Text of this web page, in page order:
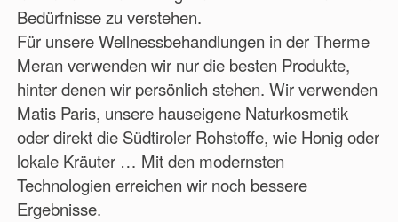
Bedürfnisse zu verstehen.
Für unsere Wellnessbehandlungen in der Therme
Meran verwenden wir nur die besten Produkte,
hinter denen wir persönlich stehen. Wir verwenden
Matis Paris, unsere hauseigene Naturkosmetik
oder direkt die Südtiroler Rohstoffe, wie Honig oder
lokale Kräuter … Mit den modernsten
Technologien erreichen wir noch bessere
Ergebnisse.